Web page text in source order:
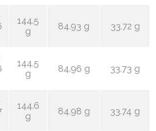
144.5
g
84.93 g 33.72 g
144.5
g
84.96 g 33.73 g
144.6
g
84.98 g 33.74 g